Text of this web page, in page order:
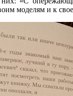
моделям и к